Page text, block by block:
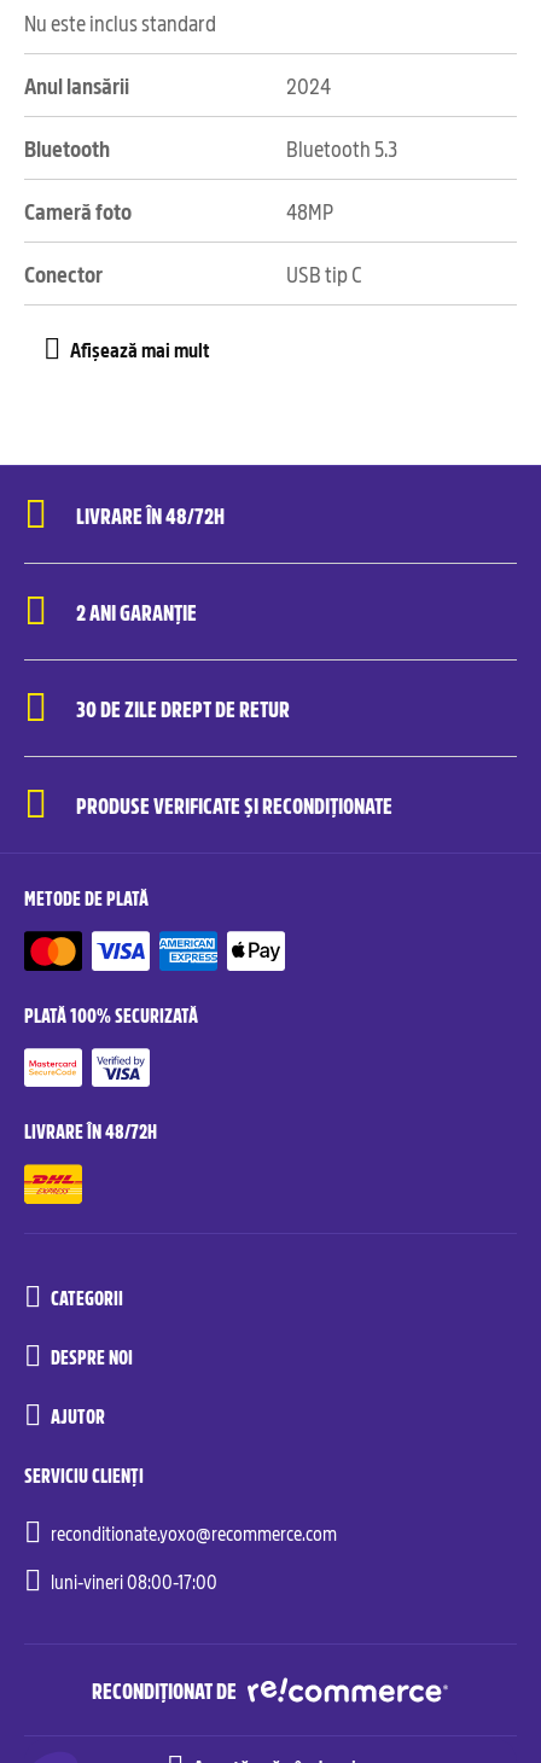
Nu este inclus standard
Anul lansării 2024
Bluetooth Bluetooth 5.3
Cameră foto 48MP
Conector USB tip C
LIVRARE ÎN 48/72H
2 ANI GARANȚIE
30 DE ZILE DREPT DE RETUR
PRODUSE VERIFICATE ȘI RECONDIȚIONATE
METODE DE PLATĂ
PLATĂ 100% SECURIZATĂ
LIVRARE ÎN 48/72H
CATEGORII
DESPRE NOI
AJUTOR
SERVICIU CLIENȚI
reconditionate.yoxo@recommerce.com
luni-vineri 08:00-17:00
RECONDIȚIONAT DE